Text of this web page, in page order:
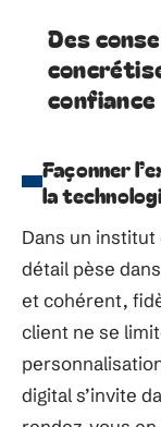
Des
confiance
Façonner
la
Dans un
détail pèse
et cohérent,
client ne se
digital s’invite